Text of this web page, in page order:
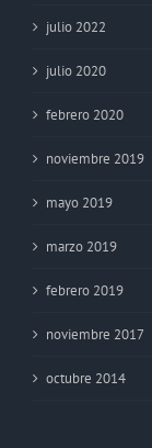
julio 2022
julio 2020
febrero 2020
noviembre 2019
mayo 2019
marzo 2019
febrero 2019
noviembre 2017
octubre 2014